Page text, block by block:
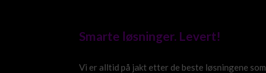
Smarte løsninger. Levert!
Vi er alltid på jakt etter de beste løsningene som